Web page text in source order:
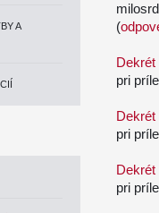
A
(
pri
pri
pri